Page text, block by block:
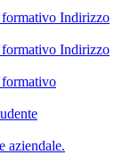
formativo Indirizzo
formativo Indirizzo
formativo
aziendale.